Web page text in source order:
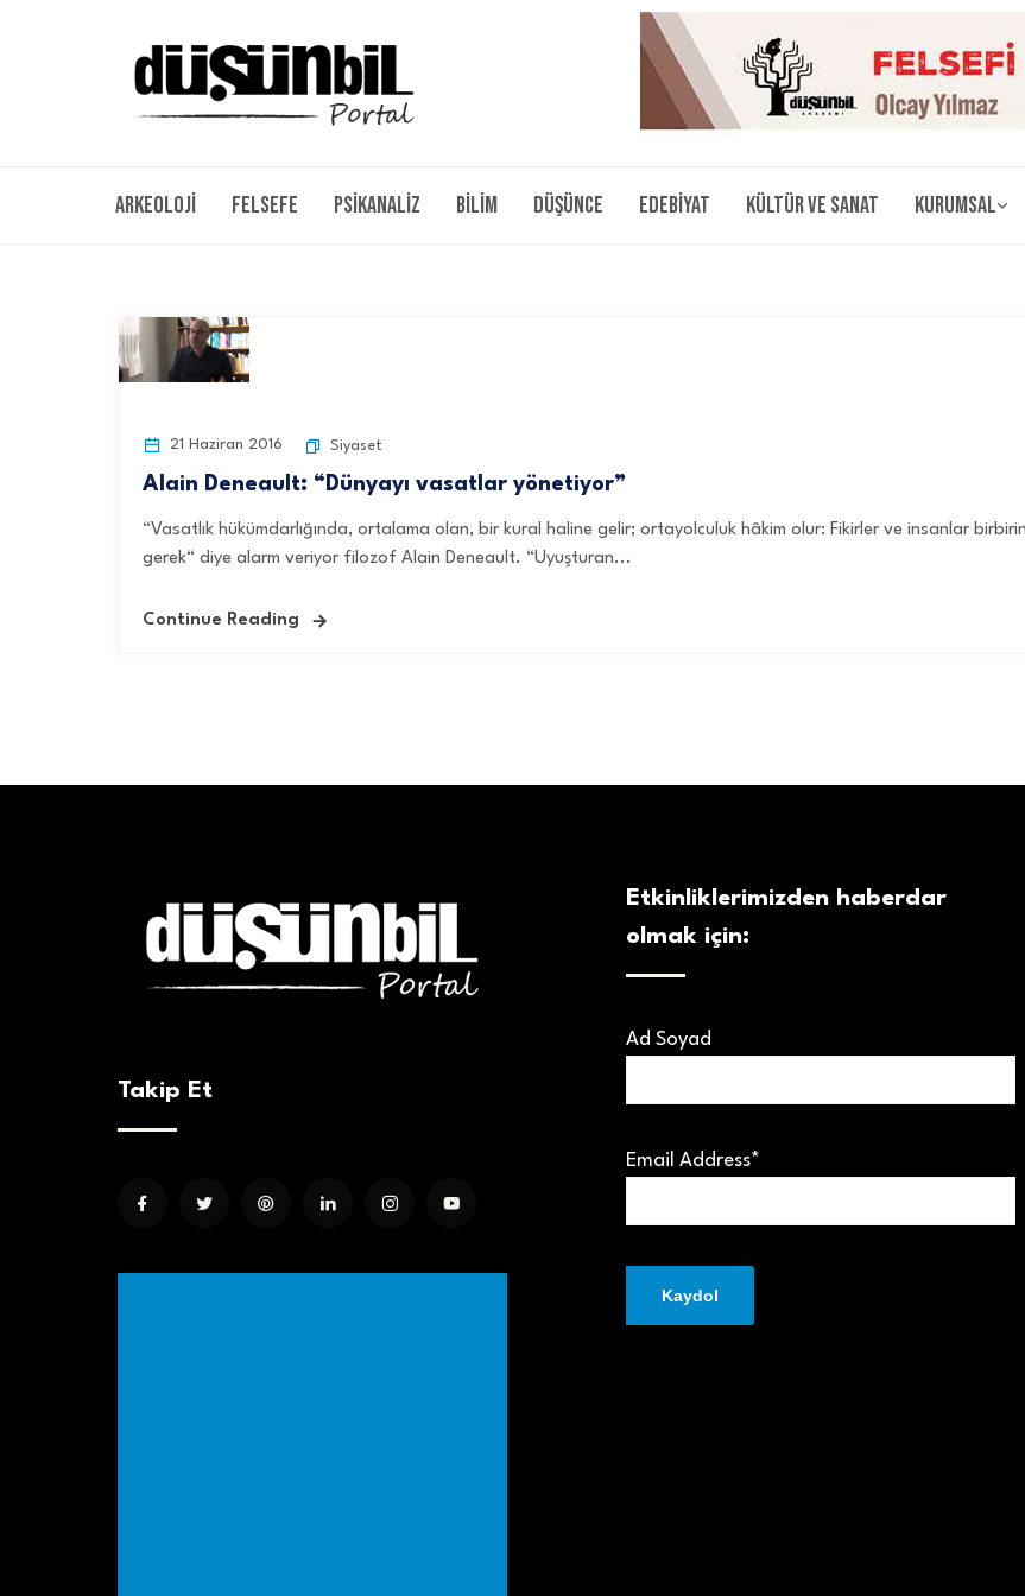
Arkeoloji Felsefe Psikanaliz Bilim Düşünce Edebiyat Kültür ve Sanat Kurumsal
21 Haziran 2016 Siyaset
Alain Deneault: “Dünyayı vasatlar yönetiyor”
“Vasatlık hükümdarlığında, ortalama olan, bir kural haline gelir; ortayolculuk hâkim olur: Fikirler ve insanlar
gerek“ diye alarm veriyor filozof Alain Deneault. “Uyuşturan...
Continue Reading
Takip Et
Etkinliklerimizden haberdar
olmak için:
Ad Soyad
Email Address*